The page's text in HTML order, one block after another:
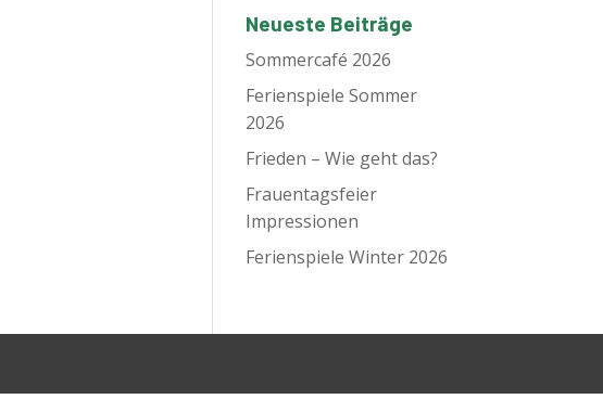
Neueste Beiträge
Sommercafé 2026
Ferienspiele Sommer
2026
Frieden – Wie geht das?
Frauentagsfeier
Impressionen
Ferienspiele Winter 2026